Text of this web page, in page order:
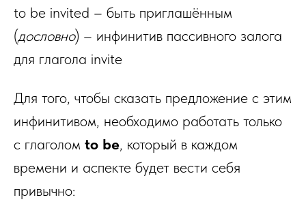
to be invited – быть приглашённым
(дословно) – инфинитив пассивного залога
для глагола invite
Для того, чтобы сказать предложение с этим
инфинитивом, необходимо работать только
с глаголом to be, который в каждом
времени и аспекте будет вести себя
привычно: